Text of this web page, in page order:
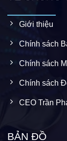
Giới thiệu
Chính sách
Chính sách
Chính sách
CEO Trần
BẢN ĐỒ